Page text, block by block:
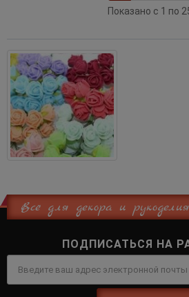
Показано с 1 по
Всё для декора и
ПОДПИСАТЬСЯ НА